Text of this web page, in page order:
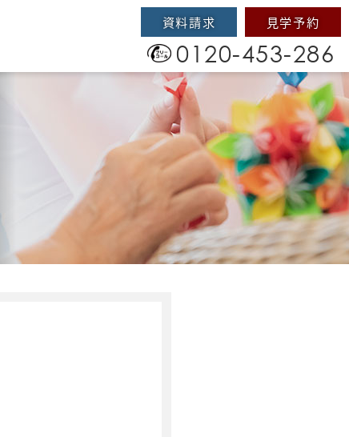
資料請求 見学予約
0120-453-286